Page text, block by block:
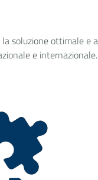
soluzione ottimale e
e